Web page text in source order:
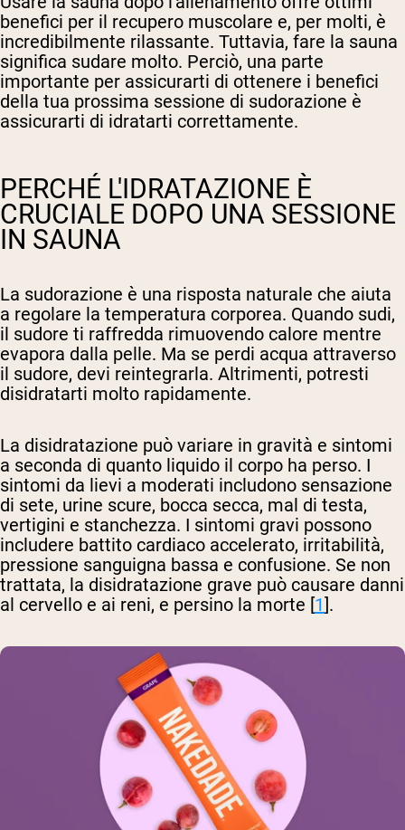
benefici per il recupero muscolare e, per molti, è
incredibilmente rilassante. Tuttavia, fare la sauna
significa sudare molto. Perciò, una parte
importante per assicurarti di ottenere i benefici
della tua prossima sessione di sudorazione è
assicurarti di idratarti correttamente.
PERCHÉ L'IDRATAZIONE È
CRUCIALE DOPO UNA SESSIONE
IN SAUNA
La sudorazione è una risposta naturale che aiuta
a regolare la temperatura corporea. Quando sudi,
il sudore ti raffredda rimuovendo calore mentre
evapora dalla pelle. Ma se perdi acqua attraverso
il sudore, devi reintegrarla. Altrimenti, potresti
disidratarti molto rapidamente.
La disidratazione può variare in gravità e sintomi
a seconda di quanto liquido il corpo ha perso. I
sintomi da lievi a moderati includono sensazione
di sete, urine scure, bocca secca, mal di testa,
vertigini e stanchezza. I sintomi gravi possono
includere battito cardiaco accelerato, irritabilità,
pressione sanguigna bassa e confusione. Se non
trattata, la disidratazione grave può causare danni
al cervello e ai reni, e persino la morte [1].